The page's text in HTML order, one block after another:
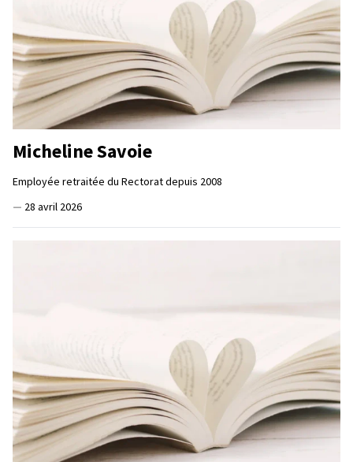
Micheline Savoie
Employée retraitée du Rectorat depuis 2008
— 28 avril 2026